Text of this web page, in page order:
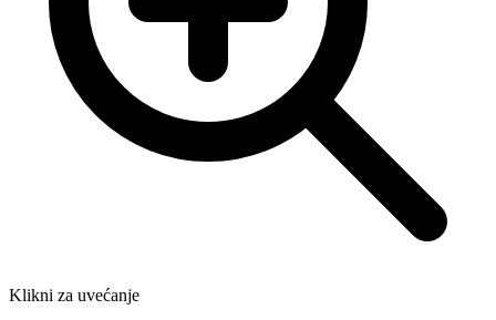
Klikni za uvećanje